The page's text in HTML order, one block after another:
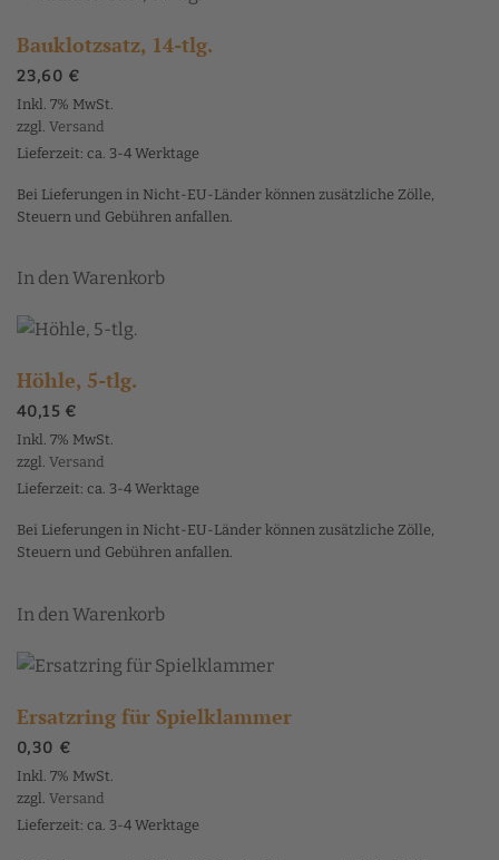
Bauklotzsatz, 14-tlg.
23,60 €
Inkl. 7% MwSt.
zzgl. Versand
Lieferzeit: ca. 3-4 Werktage
Bei Lieferungen in Nicht-EU-Länder können zusätzliche Zölle,
Steuern und Gebühren anfallen.
In den Warenkorb
Höhle, 5-tlg.
40,15 €
Inkl. 7% MwSt.
zzgl. Versand
Lieferzeit: ca. 3-4 Werktage
Bei Lieferungen in Nicht-EU-Länder können zusätzliche Zölle,
Steuern und Gebühren anfallen.
In den Warenkorb
Ersatzring für Spielklammer
0,30 €
Inkl. 7% MwSt.
zzgl. Versand
Lieferzeit: ca. 3-4 Werktage